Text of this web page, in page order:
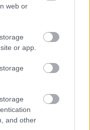
web or
or app.
and other